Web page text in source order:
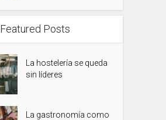
Featured Posts
La hostelería se queda
sin líderes
La gastronomía como